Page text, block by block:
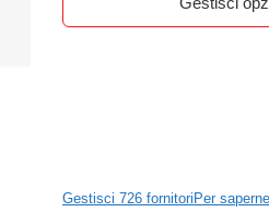
Gestisci 726 fornitori Per